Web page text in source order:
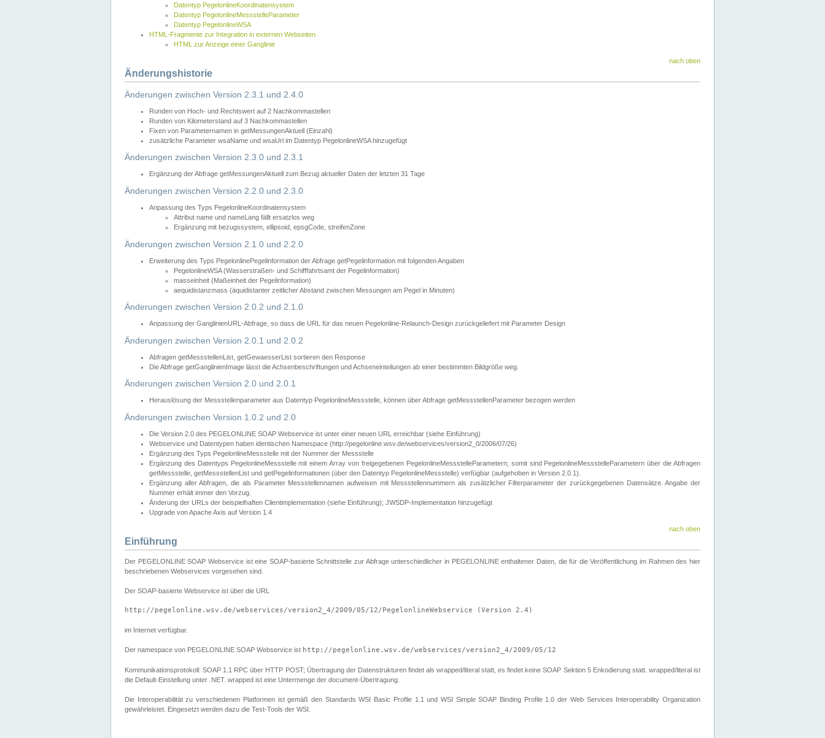
Datentyp PegelonlineKoordinatensystem
Datentyp PegelonlineMessstelleParameter
Datentyp PegelonlineWSA
HTML-Fragmente zur Integration in externen Webseiten
HTML zur Anzeige einer Ganglinie
nach oben
Änderungshistorie
Änderungen zwischen Version 2.3.1 und 2.4.0
Runden von Hoch- und Rechtswert auf 2 Nachkommastellen
Runden von Kilometerstand auf 3 Nachkommastellen
Fixen von Parameternamen in getMessungenAktuell (Einzahl)
zusätzliche Parameter wsaName und wsaUrl im Datentyp PegelonlineWSA hinzugefügt
Änderungen zwischen Version 2.3.0 und 2.3.1
Ergänzung der Abfrage getMessungenAktuell zum Bezug aktueller Daten der letzten 31 Tage
Änderungen zwischen Version 2.2.0 und 2.3.0
Anpassung des Typs PegelonlineKoordinatensystem
Attribut name und nameLang fällt ersatzlos weg
Ergänzung mit bezugssystem, ellipsoid, epsgCode, streifenZone
Änderungen zwischen Version 2.1.0 und 2.2.0
Erweiterung des Typs PegelonlinePegelinformation der Abfrage getPegelinformation mit folgenden Angaben
PegelonlineWSA (Wasserstraßen- und Schifffahrtsamt der Pegelinformation)
masseinheit (Maßeinheit der Pegelinformation)
aequidistanzmass (äquidistanter zeitlicher Abstand zwischen Messungen am Pegel in Minuten)
Änderungen zwischen Version 2.0.2 und 2.1.0
Anpassung der GanglinienURL-Abfrage, so dass die URL für das neuen Pegelonline-Relaunch-Design zurückgeliefert mit Parameter Design
Änderungen zwischen Version 2.0.1 und 2.0.2
Abfragen getMessstellenList, getGewaesserList sortieren den Response
Die Abfrage getGanglinienImage lässt die Achsenbeschriftungen und Achseneinteilungen ab einer bestimmten Bildgröße weg.
Änderungen zwischen Version 2.0 und 2.0.1
Herauslösung der Messstellenparameter aus Datentyp PegelonlineMessstelle, können über Abfrage getMessstellenParameter bezogen werden
Änderungen zwischen Version 1.0.2 und 2.0
Die Version 2.0 des PEGELONLINE SOAP Webservice ist unter einer neuen URL erreichbar (siehe Einführung)
Webservice und Datentypen haben identischen Namespace (http://pegelonline.wsv.de/webservices/version2_0/2006/07/26)
Ergänzung des Typs PegelonlineMessstelle mit der Nummer der Messstelle
Ergänzung des Datentyps PegelonlineMessstelle mit einem Array von freigegebenen PegelonlineMessstelleParametern; somit sind PegelonlineMessstelleParametern über die Abfragen
getMessstelle, getMessstellenList und getPegelinformationen (über den Datentyp PegelonlineMessstelle) verfügbar (aufgehoben in Version 2.0.1).
Ergänzung aller Abfragen, die als Parameter Messstellennamen aufweisen mit Messstellennummern als zusätzlicher Filterparameter der zurückgegebenen Datensätze. Angabe der
Nummer erhält immer den Vorzug.
Änderung der URLs der beispielhaften Clientimplementation (siehe Einführung); JWSDP-Implementation hinzugefügt
Upgrade von Apache Axis auf Version 1.4
nach oben
Einführung
Der PEGELONLINE SOAP Webservice ist eine SOAP-basierte Schnittstelle zur Abfrage unterschiedlicher in PEGELONLINE enthaltener Daten, die für die Veröffentlichung im Rahmen des hier
beschriebenen Webservices vorgesehen sind.
Der SOAP-basierte Webservice ist über die URL
http://pegelonline.wsv.de/webservices/version2_4/2009/05/12/PegelonlineWebservice (Version 2.4)
im Internet verfügbar.
Der namespace von PEGELONLINE SOAP Webservice ist http://pegelonline.wsv.de/webservices/version2_4/2009/05/12
Kommunikationsprotokoll: SOAP 1.1 RPC über HTTP POST; Übertragung der Datenstrukturen findet als wrapped/literal statt, es findet keine SOAP Sektion 5 Enkodierung statt. wrapped/literal ist
die Default-Einstellung unter .NET. wrapped ist eine Untermenge der document-Übertragung.
Die Interoperabilität zu verschiedenen Platformen ist gemäß den Standards WSI Basic Profile 1.1 und WSI Simple SOAP Binding Profile 1.0 der Web Services Interoperability Organization
gewährleistet. Eingesetzt werden dazu die Test-Tools der WSI.